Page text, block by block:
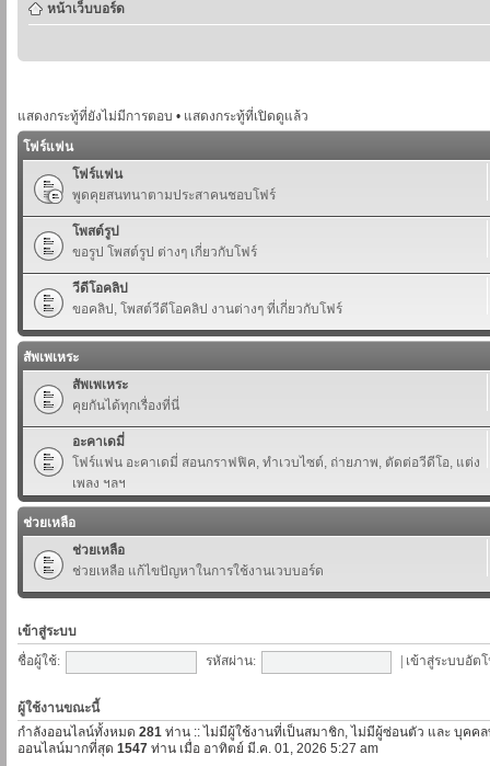
หน้าเว็บบอร์ด
แสดงกระทู้ที่ยังไม่มีการตอบ • แสดงกระทู้ที่เปิดดูแล้ว
โฟร์แฟน
โฟร์แฟน
พูดคุยสนทนาตามประสาคนชอบโฟร์
โพสต์รูป
ขอรูป โพสต์รูป ต่างๆ เกี่ยวกับโฟร์
วีดีโอคลิป
ขอคลิป, โพสต์วีดีโอคลิป งานต่างๆ ที่เกี่ยวกับโฟร์
สัพเพเหระ
สัพเพเหระ
คุยกันได้ทุกเรื่องที่นี่
อะคาเดมี่
โฟร์แฟน อะคาเดมี่ สอนกราฟฟิค, ทำเวบไซต์, ถ่ายภาพ, ตัดต่อวีดีโอ, แต่ง
เพลง ฯลฯ
ช่วยเหลือ
ช่วยเหลือ
ช่วยเหลือ แก้ไขปัญหาในการใช้งานเวบบอร์ด
เข้าสู่ระบบ
ชื่อผู้ใช้:
รหัสผ่าน: เข้าสู่ระบบอัต
ผู้ใช้งานขณะนี้
กำลังออนไลน์ทั้งหมด 281 ท่าน :: ไม่มีผู้ใช้งานที่เป็นสมาชิก, ไม่มีผู้ซ่อนตัว และ บุคค
ออนไลน์มากที่สุด 1547 ท่าน เมื่อ อาทิตย์ มี.ค. 01, 2026 5:27 am